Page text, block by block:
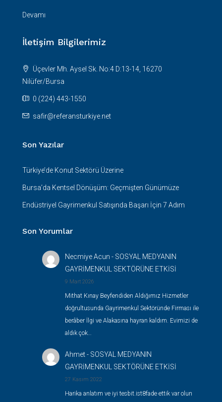
Devamı
İletişim Bilgilerimiz
Üçevler Mh. Aysel Sk. No:4 D:13-14, 16270
Nilüfer/Bursa
0 (224) 443-1550
safir@referansturkiye.net
Son Yazılar
Türkiye’de Konut Sektörü Üzerine
Bursa’da Kentsel Dönüşüm: Geçmişten Günümüze
Endüstriyel Gayrimenkul Satışında Başarı İçin 7 Adım
Son Yorumlar
Necmiye Acun - SOSYAL MEDYANIN
GAYRİMENKUL SEKTÖRÜNE ETKİSİ
9 Mart 2026
Mithat Kınay Beyfendiden Aldığımız Hizmetler
doğrultusunda Gayrimenkul Sektöründe Firması ile
berâber İlgi ve Alakasına hayran kaldım. Evimizi de
aldık çok…
Ahmet- SOSYAL MEDYANIN
GAYRİMENKUL SEKTÖRÜNE ETKİSİ
27 Kasım 2022
Harika anlatım ve iyi tesbit.ist8fade ettik var olun